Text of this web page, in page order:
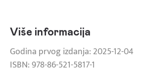
Više informacija
Godina prvog izdanja: 2025-12-04
ISBN: 978-86-521-5817-1